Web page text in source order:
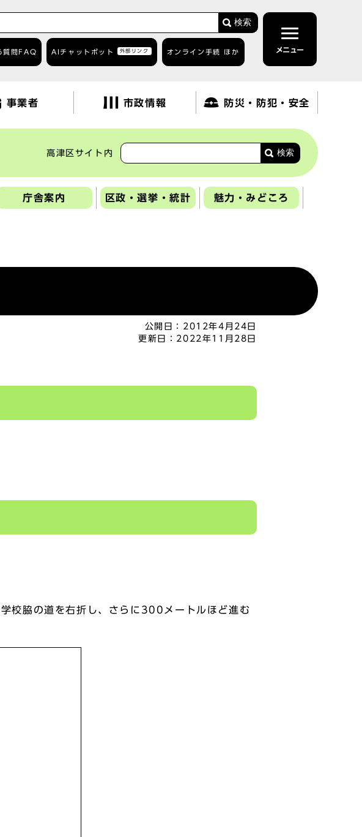
検索
質問 FAQ AIチャットボット 外部リンク オンライン手続 ほか メニュー
事業者 市政情報 防災・防犯・安全
高津区サイト内 検索
庁舎案内 区政・選挙・統計 魅力・みどころ
公開日： 2012年4月24日
更新日： 2022年11月28日
校脇の道を右折し、さらに300メートルほど進む